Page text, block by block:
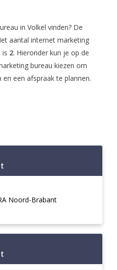
in Volkel vinden? De
aantal internet marketing
is 2. Hieronder kun je op de
bureau kiezen om
een afspraak te plannen.
Noord-Brabant